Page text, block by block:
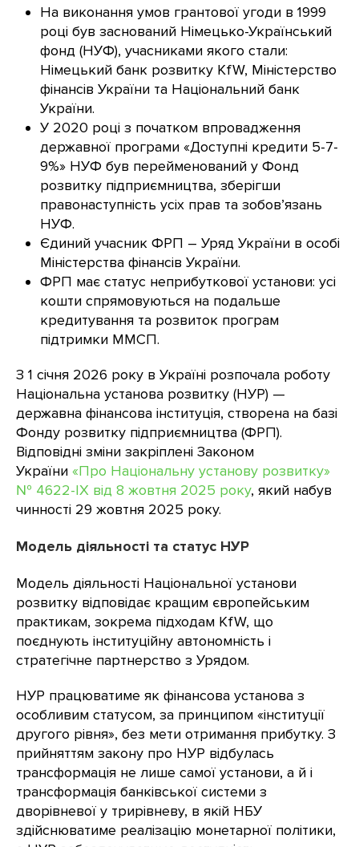
На виконання умов грантової угоди в 1999
році був заснований Німецько-Український
фонд (НУФ), учасниками якого стали:
Німецький банк розвитку KfW, Міністерство
фінансів України та Національний банк
України.
У 2020 році з початком впровадження
державної програми «Доступні кредити 5-7-
9%» НУФ був перейменований у Фонд
розвитку підприємництва, зберігши
правонаступність усіх прав та зобов’язань
НУФ.
Єдиний учасник ФРП – Уряд України в особі
Міністерства фінансів України.
ФРП має статус неприбуткової установи: усі
кошти спрямовуються на подальше
кредитування та розвиток програм
підтримки ММСП.
З 1 січня 2026 року в Україні розпочала роботу
Національна установа розвитку (НУР) —
державна фінансова інституція, створена на базі
Фонду розвитку підприємництва (ФРП).
Відповідні зміни закріплені Законом
України «Про Національну установу розвитку»
№ 4622-IX від 8 жовтня 2025 року, який набув
чинності 29 жовтня 2025 року.
Модель діяльності та статус НУР
Модель діяльності Національної установи
розвитку відповідає кращим європейським
практикам, зокрема підходам KfW, що
поєднують інституційну автономність і
стратегічне партнерство з Урядом.
НУР працюватиме як фінансова установа з
особливим статусом, за принципом «інституції
другого рівня», без мети отримання прибутку. З
прийняттям закону про НУР відбулась
трансформація не лише самої установи, а й і
трансформація банківської системи з
дворівневої у трирівневу, в якій НБУ
здійснюватиме реалізацію монетарної політики,